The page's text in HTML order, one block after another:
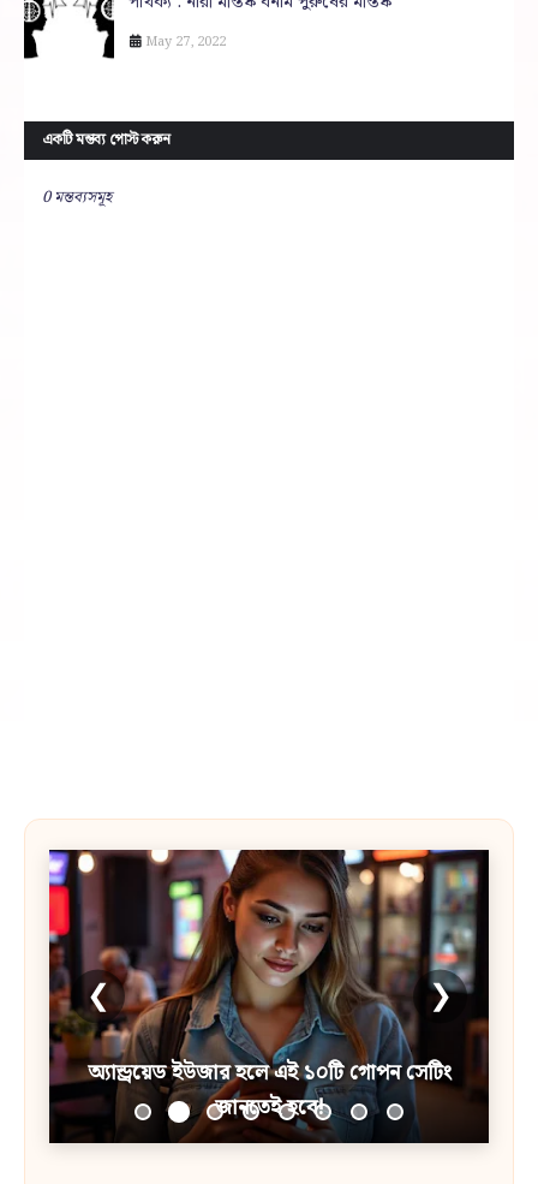
May 27, 2022
একটি মন্তব্য পোস্ট করুন
0 মন্তব্যসমূহ
অ্যান্ড্রয়েড ইউজার হলে এই ১০টি গোপন সেটিং
জানতেই হবে!
❮ ❯